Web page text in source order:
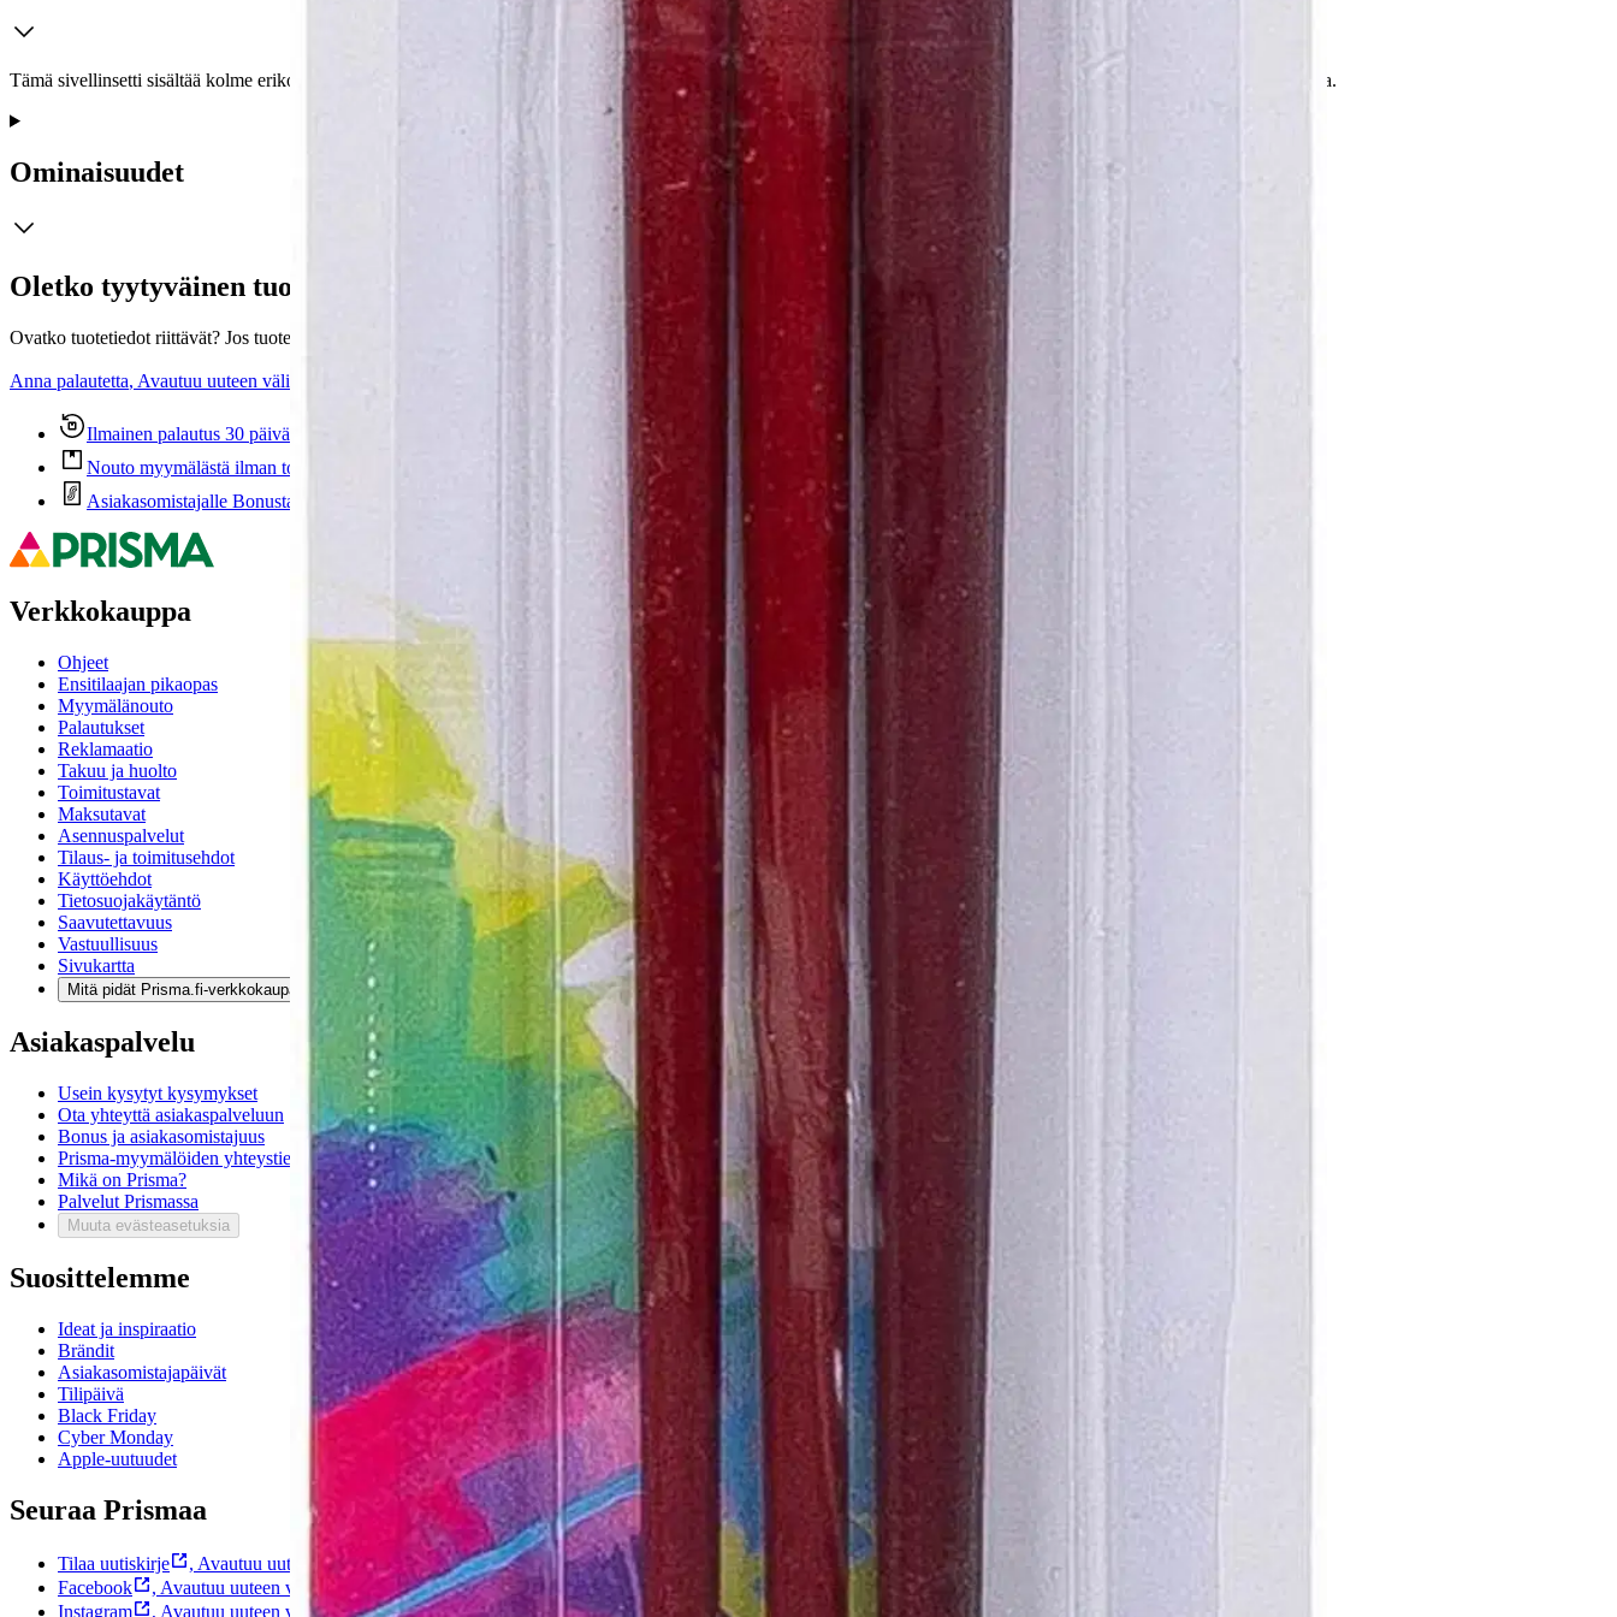
Tämä sivellinsetti sisältää kolme erikokoista sivellintä (koot 8, 10 ja 12), jotka sopivat monenlaisiin maalausprojekteihin. Siveltimen varsi on puuta ja sivellinosa luonnoharjasta.
Ominaisuudet
Oletko tyytyväinen tuotetietoihin?
Ovatko tuotetiedot riittävät? Jos tuotetiedoissa on puutteita tai niitä voisi muuten parantaa, anna palautetta.
Anna palautetta, Avautuu uuteen välilehteen
Ilmainen palautus 30 päivää.*
Nouto myymälästä ilman toimituskuluja.
Asiakasomistajalle Bonusta jopa 5 %.*
Verkkokauppa
Ohjeet
Ensitilaajan pikaopas
Myymälänouto
Palautukset
Reklamaatio
Takuu ja huolto
Toimitustavat
Maksutavat
Asennuspalvelut
Tilaus- ja toimitusehdot
Käyttöehdot
Tietosuojakäytäntö
Saavutettavuus
Vastuullisuus
Sivukartta
Mitä pidät Prisma.fi-verkkokaupasta?
Asiakaspalvelu
Usein kysytyt kysymykset
Ota yhteyttä asiakaspalveluun
Bonus ja asiakasomistajuus
Prisma-myymälöiden yhteystiedot
Mikä on Prisma?
Palvelut Prismassa
Muuta evästeasetuksia
Suosittelemme
Ideat ja inspiraatio
Brändit
Asiakasomistajapäivät
Tilipäivä
Black Friday
Cyber Monday
Apple-uutuudet
Seuraa Prismaa
Tilaa uutiskirje , Avautuu uuteen välilehteen
Facebook
, Avautuu uuteen välilehteen
Instagram
, Avautuu uuteen välilehteen